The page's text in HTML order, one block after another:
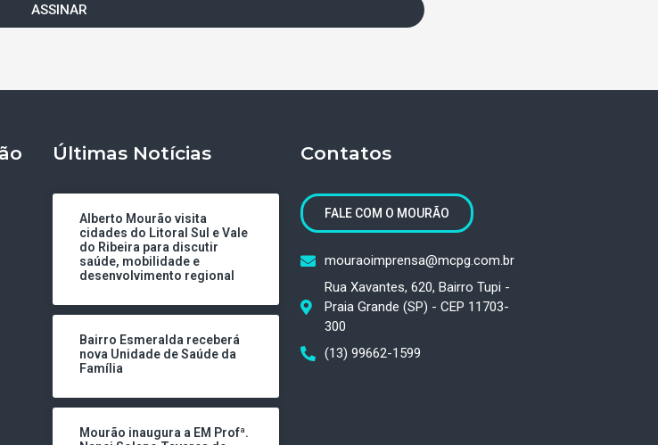
ASSINAR
Últimas Notícias
Alberto Mourão visita
cidades do Litoral Sul e Vale
do Ribeira para discutir
saúde, mobilidade e
desenvolvimento regional
Bairro Esmeralda receberá
nova Unidade de Saúde da
Família
Mourão inaugura a EM Profª.
Contatos
FALE COM O MOURÃO
mouraoimprensa@mcpg.com.br
Rua Xavantes, 620, Bairro Tupi -
Praia Grande (SP) - CEP 11703-
300
(13) 99662-1599